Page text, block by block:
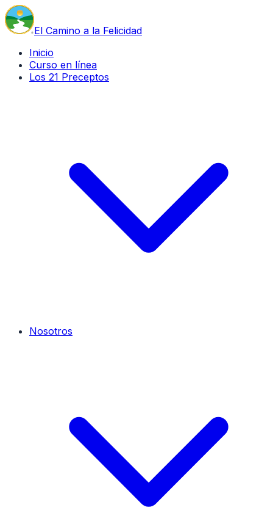
El Camino a la Felicidad
Inicio
Curso en línea
Los 21 Preceptos
Nosotros